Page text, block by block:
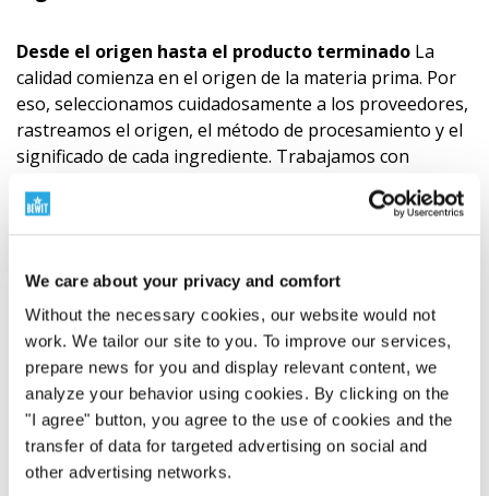
We care about your privacy and comfort
Without the necessary cookies, our website would not
work. We tailor our site to you. To improve our services,
prepare news for you and display relevant content, we
analyze your behavior using cookies. By clicking on the
"I agree" button, you agree to the use of cookies and the
transfer of data for targeted advertising on social and
other advertising networks.
Desde el origen hasta el producto terminado La
calidad comienza en el origen de la materia prima. Por
eso, seleccionamos cuidadosamente a los proveedores,
rastreamos el origen, el método de procesamiento y el
significado de cada ingrediente. Trabajamos con
materias primas de la naturaleza salvaje donde tiene
responsabilidad.Descubre por qué el origen de las
materias primas es importante "
Recomendación
Nuestros productos (roll-on, mezclas de aceites
esenciales, aceites individuales) se componen
exclusivamente de aceites esenciales 100% naturales.
Dado que la calidad y la composición química de estas